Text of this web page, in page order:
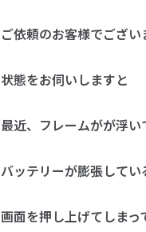
ご依頼のお客様でござい
状態をお伺いしますと
最近、フレームがが浮
バッテリーが膨張してい
画面を押し上げてしまっ